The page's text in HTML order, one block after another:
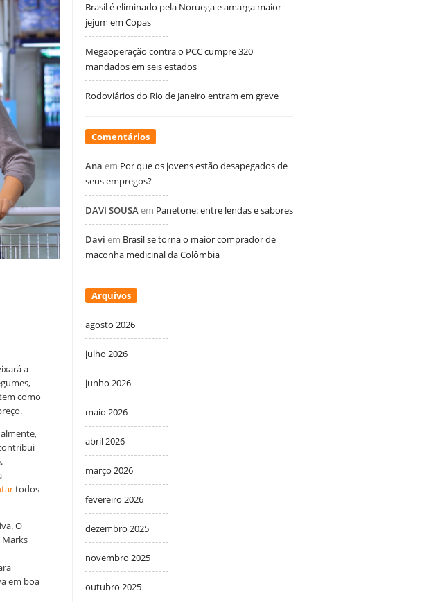
a
como
todos
O
Marks
em boa
Brasil é eliminado pela Noruega e amarga maior
jejum em Copas
Megaoperação contra o PCC cumpre 320
mandados em seis estados
Rodoviários do Rio de Janeiro entram em greve
Comentários
Ana em Por que os jovens estão desapegados de
seus empregos?
DAVI SOUSAem Panetone: entre lendas e sabores
Davi em Brasil se torna o maior comprador de
maconha medicinal da Colômbia
Arquivos
agosto 2026
julho 2026
junho 2026
maio 2026
abril 2026
março 2026
fevereiro 2026
dezembro 2025
novembro 2025
outubro 2025